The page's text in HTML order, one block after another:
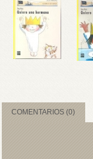
COMENTARIOS (0)